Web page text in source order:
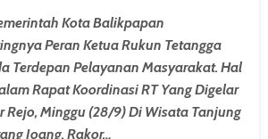
Kota Balikpapan
Peran Ketua Rukun Tetangga
Terdepan Pelayanan Masyarakat. Hal
Rapat Koordinasi RT Yang Digelar
Rejo, Minggu (28/9) Di Wisata Tanjung
Joang. Rakor…